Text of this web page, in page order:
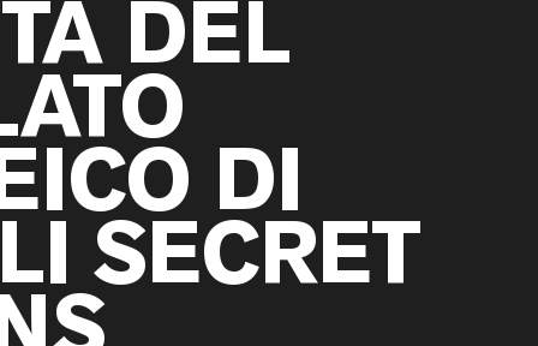
Seller
piselli
Protein
DEL
DI
SECRET